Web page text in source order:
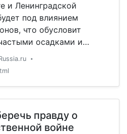
и Ленинградской
под влиянием
что обусловит
осадками и
температурой воздуха,
в региональном
•
правду о
войне